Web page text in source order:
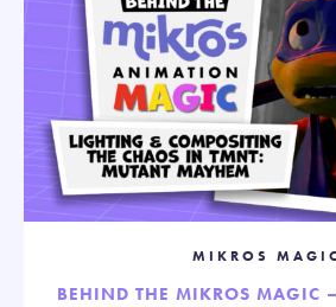
MIKROS MAGIC
BEHIND THE MIKROS MAGIC